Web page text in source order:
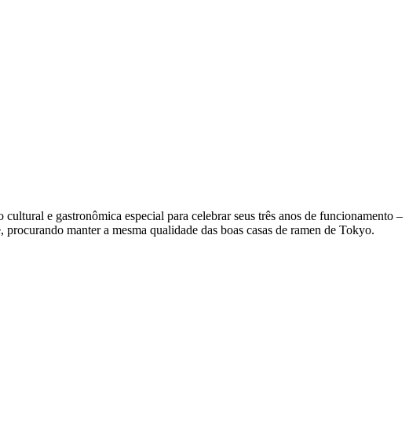
e gastronômica especial para celebrar seus três anos de funcionamento –
manter a mesma qualidade das boas casas de ramen de Tokyo.